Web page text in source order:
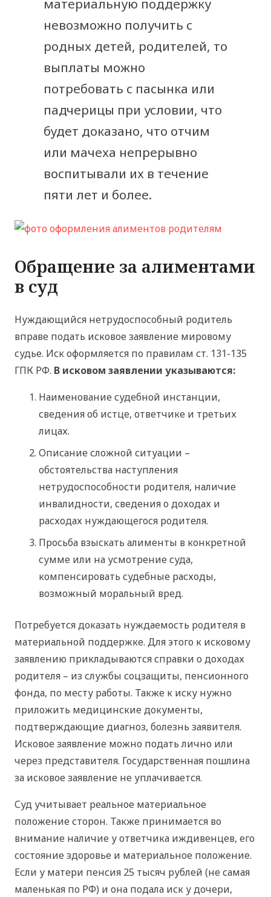
материальную поддержку
невозможно получить с
родных детей, родителей, то
выплаты можно
потребовать с пасынка или
падчерицы при условии, что
будет доказано, что отчим
или мачеха непрерывно
воспитывали их в течение
пяти лет и более.
Обращение за алиментами
в суд
Нуждающийся нетрудоспособный родитель
вправе подать исковое заявление мировому
судье. Иск оформляется по правилам ст. 131-135
ГПК РФ. В исковом заявлении указываются:
Наименование судебной инстанции,
сведения об истце, ответчике и третьих
лицах.
Описание сложной ситуации –
обстоятельства наступления
нетрудоспособности родителя, наличие
инвалидности, сведения о доходах и
расходах нуждающегося родителя.
Просьба взыскать алименты в конкретной
сумме или на усмотрение суда,
компенсировать судебные расходы,
возможный моральный вред.
Потребуется доказать нуждаемость родителя в
материальной поддержке. Для этого к исковому
заявлению прикладываются справки о доходах
родителя – из службы соцзащиты, пенсионного
фонда, по месту работы. Также к иску нужно
приложить медицинские документы,
подтверждающие диагноз, болезнь заявителя.
Исковое заявление можно подать лично или
через представителя. Государственная пошлина
за исковое заявление не уплачивается.
Суд учитывает реальное материальное
положение сторон. Также принимается во
внимание наличие у ответчика иждивенцев, его
состояние здоровье и материальное положение.
Если у матери пенсия 25 тысяч рублей (не самая
маленькая по РФ) и она подала иск у дочери,